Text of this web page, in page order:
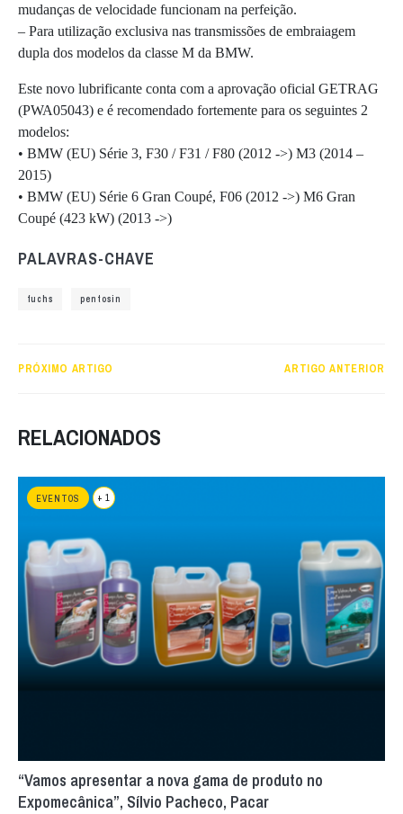
mudanças de velocidade funcionam na perfeição.
– Para utilização exclusiva nas transmissões de embraiagem
dupla dos modelos da classe M da BMW.
Este novo lubrificante conta com a aprovação oficial GETRAG
(PWA05043) e é recomendado fortemente para os seguintes 2
modelos:
• BMW (EU) Série 3, F30 / F31 / F80 (2012 ->) M3 (2014 –
2015)
• BMW (EU) Série 6 Gran Coupé, F06 (2012 ->) M6 Gran
Coupé (423 kW) (2013 ->)
PALAVRAS-CHAVE
fuchs pentosin
PRÓXIMO ARTIGO ARTIGO ANTERIOR
RELACIONADOS
EVENTOS + 1
“Vamos apresentar a nova gama de produto no
Expomecânica”, Sílvio Pacheco, Pacar